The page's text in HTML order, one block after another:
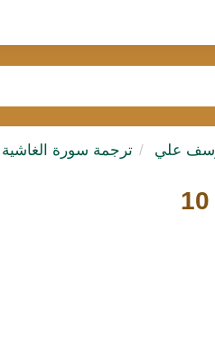
علي ترجمة سورة الغاشية